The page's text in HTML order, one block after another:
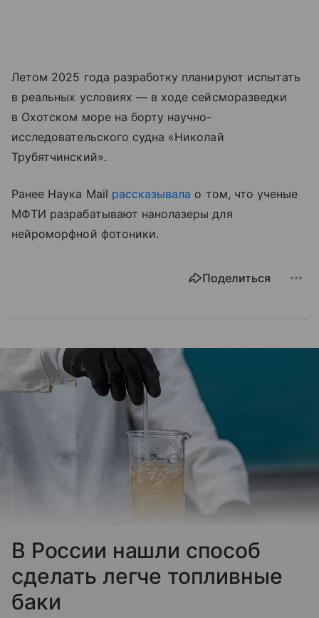
Летом 2025 года разработку планируют испытать
в реальных условиях — в ходе сейсморазведки
в Охотском море на борту научно-
исследовательского судна «Николай
Трубятчинский».
Ранее Наука Mail рассказывала о том, что ученые
МФТИ разрабатывают нанолазеры для
нейроморфной фотоники.
Поделиться
В России нашли способ
сделать легче топливные
баки